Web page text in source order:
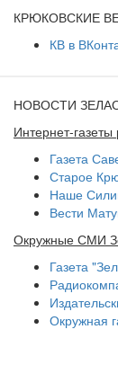
КРЮКОВСКИЕ
КВ в
НОВОСТИ
Интернет-
Газета
Старое
Наше
Вести
Окружные СМИ
Газета
Окружная